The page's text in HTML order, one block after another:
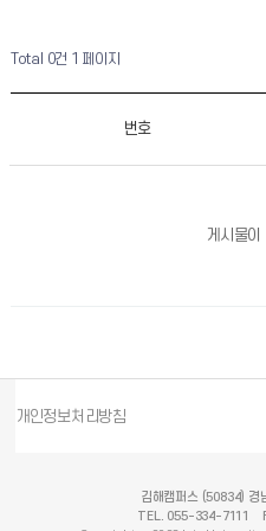
Total 0건 1 페이지
번호
게시물이
개인정보처리방침
김해캠퍼스 (50834) 경
TEL. 055-334-7111